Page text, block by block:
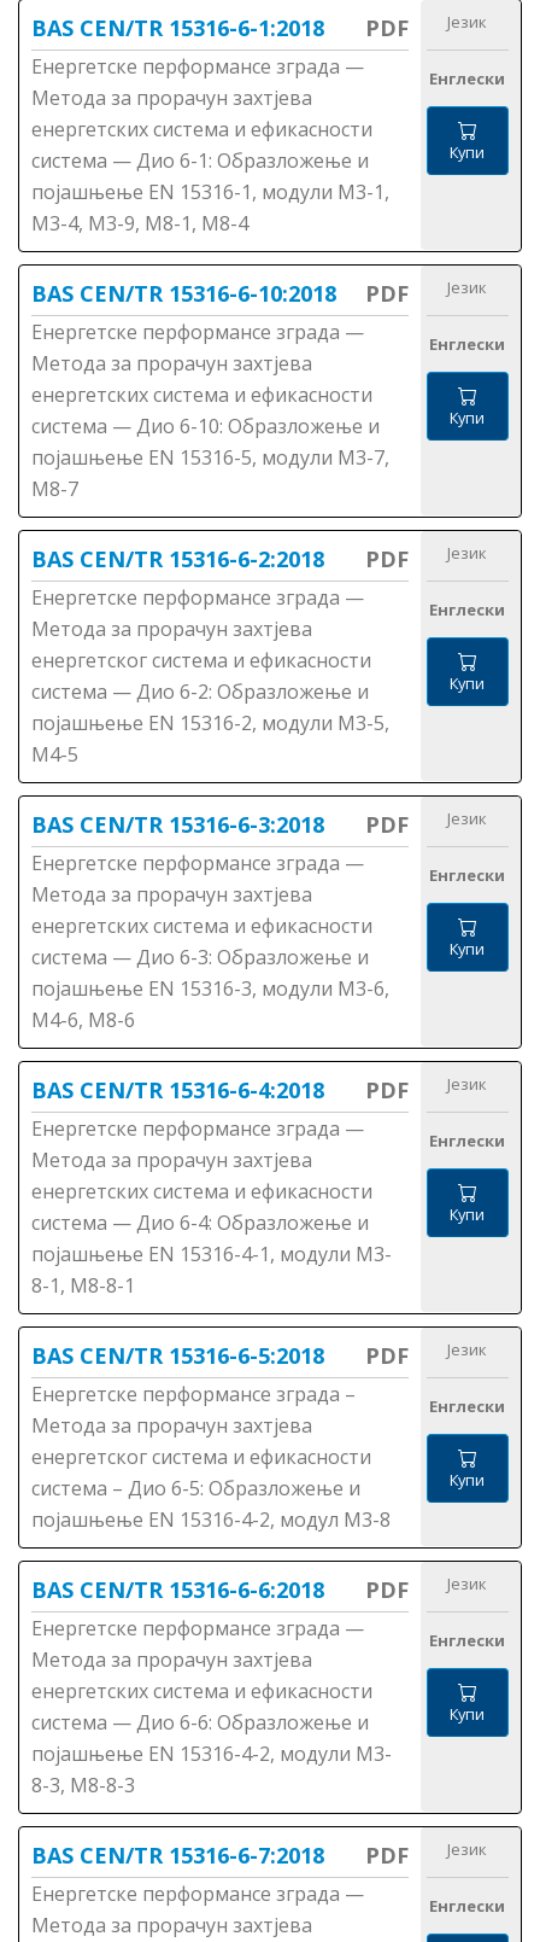
BAS CEN/TR 15316-6-1:2018 PDF
Енергетске перформансе зграда —
Метода за прорачун захтјева
енергетских система и ефикасности
система — Дио 6-1: Образложење и
појашњење ЕN 15316-1, модули М3-1,
М3-4, М3-9, М8-1, М8-4
Језик
Енглески
Купи
BAS CEN/TR 15316-6-10:2018 PDF
Енергетске перформансе зграда —
Методa за прорачун захтјева
енергетских система и ефикасности
система — Дио 6-10: Образложење и
појашњење ЕN 15316-5, модули М3-7,
М8-7
Језик
Енглески
Купи
BAS CEN/TR 15316-6-2:2018 PDF
Енергетске перформансе зграда —
Методa за прорачун захтјева
енергетског система и ефикасности
система — Дио 6-2: Образложење и
појашњење ЕN 15316-2, модули М3-5,
М4-5
Језик
Енглески
Купи
BAS CEN/TR 15316-6-3:2018 PDF
Енергетске перформансе зграда —
Методa за прорачун захтјева
енергетских система и ефикасности
система — Дио 6-3: Образложење и
појашњење ЕN 15316-3, модули М3-6,
М4-6, М8-6
Језик
Енглески
Купи
BAS CEN/TR 15316-6-4:2018 PDF
Енергетске перформансе зграда —
Методa за прорачун захтјева
енергетских система и ефикасности
система — Дио 6-4: Образложење и
појашњење ЕN 15316-4-1, модули М3-
8-1, М8-8-1
Језик
Енглески
Купи
BAS CEN/TR 15316-6-5:2018 PDF
Енергетске перформансе зграда –
Метода за прорачун захтјева
енергетског система и ефикасности
система – Дио 6-5: Образложење и
појашњење ЕN 15316-4-2, модул М3-8
Језик
Енглески
Купи
BAS CEN/TR 15316-6-6:2018 PDF
Енергетске перформансе зграда —
Метода за прорачун захтјева
енергетских система и ефикасности
система — Дио 6-6: Образложење и
појашњење ЕN 15316-4-2, модули М3-
8-3, М8-8-3
Језик
Енглески
Купи
BAS CEN/TR 15316-6-7:2018 PDF
Енергетске перформансе зграда —
Метода за прорачун захтјева
Језик
Енглески